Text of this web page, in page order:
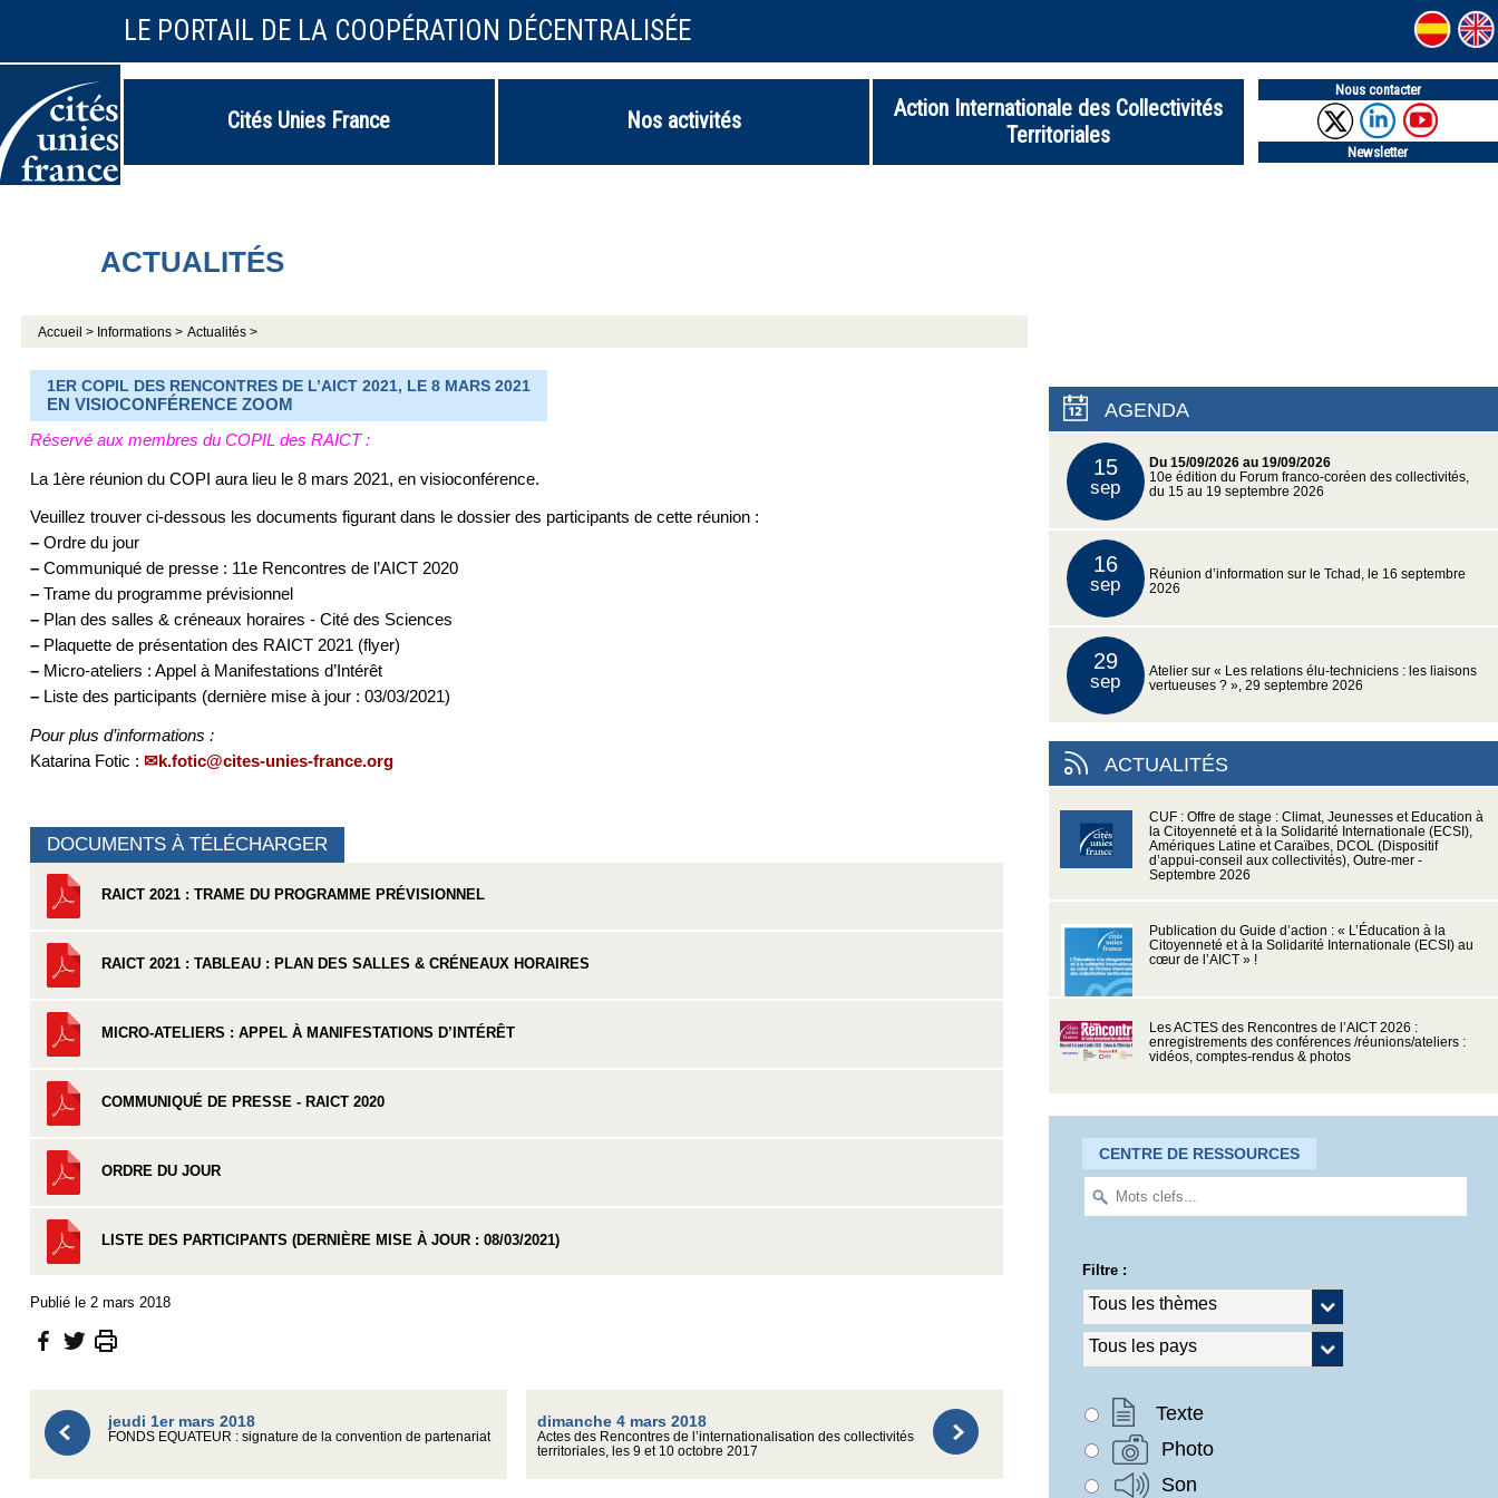
LE PORTAIL DE LA COOPÉRATION DÉCENTRALISÉE
Cités Unies France Nos activités
Action Internationale des Collectivités
Territoriales
Nous contacter
Newsletter
ACTUALITÉS
Accueil > Informations > Actualités >
1ER COPIL DES RENCONTRES DE L’AICT 2021, LE 8 MARS 2021
EN VISIOCONFÉRENCE ZOOM
Réservé aux membres du COPIL des RAICT :
La 1ère réunion du COPI aura lieu le 8 mars 2021, en visioconférence.
Veuillez trouver ci-dessous les documents figurant dans le dossier des participants de cette réunion :
–Ordre du jour
–Communiqué de presse : 11e Rencontres de l’AICT 2020
–Trame du programme prévisionnel
–Plan des salles & créneaux horaires - Cité des Sciences
–Plaquette de présentation des RAICT 2021 (flyer)
–Micro-ateliers : Appel à Manifestations d’Intérêt
–Liste des participants (dernière mise à jour : 03/03/2021)
Pour plus d’informations :
Katarina Fotic :
k.fotic@cites-unies-france.org
DOCUMENTS À TÉLÉCHARGER
RAICT 2021 : TRAME DU PROGRAMME PRÉVISIONNEL
RAICT 2021 : TABLEAU : PLAN DES SALLES & CRÉNEAUX HORAIRES
MICRO-ATELIERS : APPEL À MANIFESTATIONS D’INTÉRÊT
COMMUNIQUÉ DE PRESSE - RAICT 2020
ORDRE DU JOUR
LISTE DES PARTICIPANTS (DERNIÈRE MISE À JOUR : 08/03/2021)
Publié le 2 mars 2018
jeudi 1er mars 2018
FONDS EQUATEUR : signature de la convention de partenariat
dimanche 4 mars 2018
Actes des Rencontres de l’internationalisation des collectivités
territoriales, les 9 et 10 octobre 2017
AGENDA
15
sep
Du 15/09/2026 au 19/09/2026
10e édition du Forum franco-coréen des collectivités,
du 15 au 19 septembre 2026
16
sep
Réunion d’information sur le Tchad, le 16 septembre
2026
29
sep
Atelier sur « Les relations élu-techniciens : les liaisons
vertueuses ? », 29 septembre 2026
ACTUALITÉS
CUF : Offre de stage : Climat, Jeunesses et Education à
la Citoyenneté et à la Solidarité Internationale (ECSI),
Amériques Latine et Caraïbes, DCOL (Dispositif
d’appui-conseil aux collectivités), Outre-mer -
Septembre 2026
Publication du Guide d’action : « L’Éducation à la
Citoyenneté et à la Solidarité Internationale (ECSI) au
cœur de l’AICT » !
Les ACTES des Rencontres de l’AICT 2026 :
enregistrements des conférences /réunions/ateliers :
vidéos, comptes-rendus & photos
CENTRE DE RESSOURCES
Filtre :
Texte
Photo
Son